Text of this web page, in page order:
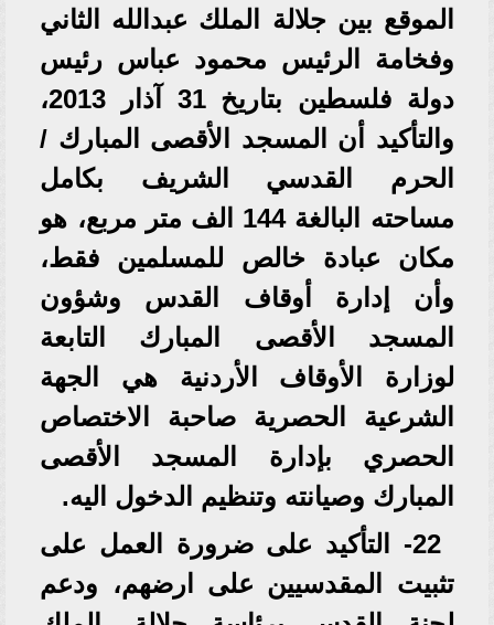
الموقع بين جلالة الملك عبدالله الثاني
وفخامة الرئيس محمود عباس رئيس
دولة فلسطين بتاريخ 31 آذار 2013،
والتأكيد أن المسجد الأقصى المبارك /
الحرم القدسي الشريف بكامل
مساحته البالغة 144 الف متر مربع، هو
مكان عبادة خالص للمسلمين فقط،
وأن إدارة أوقاف القدس وشؤون
المسجد الأقصى المبارك التابعة
لوزارة الأوقاف الأردنية هي الجهة
الشرعية الحصرية صاحبة الاختصاص
الحصري بإدارة المسجد الأقصى
المبارك وصيانته وتنظيم الدخول اليه.
22- التأكيد على ضرورة العمل على
تثبيت المقدسيين على ارضهم، ودعم